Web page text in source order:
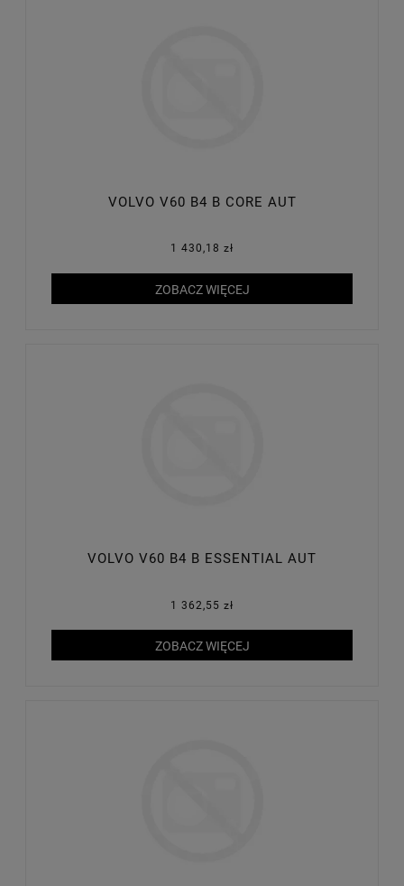
VOLVO V60 B4 B CORE AUT
1 430,18 zł
ZOBACZ WIĘCEJ
VOLVO V60 B4 B ESSENTIAL AUT
1 362,55 zł
ZOBACZ WIĘCEJ